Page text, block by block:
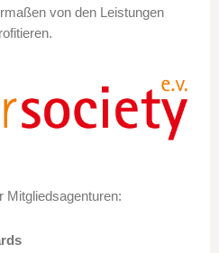
von den Leistungen
Mitgliedsagenturen: